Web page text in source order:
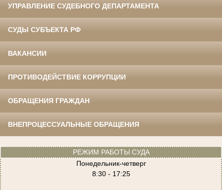
УПРАВЛЕНИЕ СУДЕБНОГО ДЕПАРТАМЕНТА
СУДЫ СУБЪЕКТА РФ
ВАКАНСИИ
ПРОТИВОДЕЙСТВИЕ КОРРУПЦИИ
ОБРАЩЕНИЯ ГРАЖДАН
ВНЕПРОЦЕССУАЛЬНЫЕ ОБРАЩЕНИЯ
РЕЖИМ РАБОТЫ СУДА
Понедельник-четверг
8:30 - 17:25